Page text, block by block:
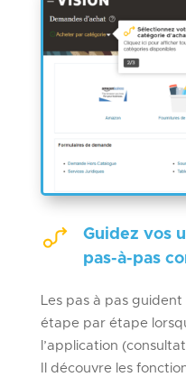
Guidez vos
pas-à-pas
Les pas à pas
étape par étape
l’application
Il découvre les